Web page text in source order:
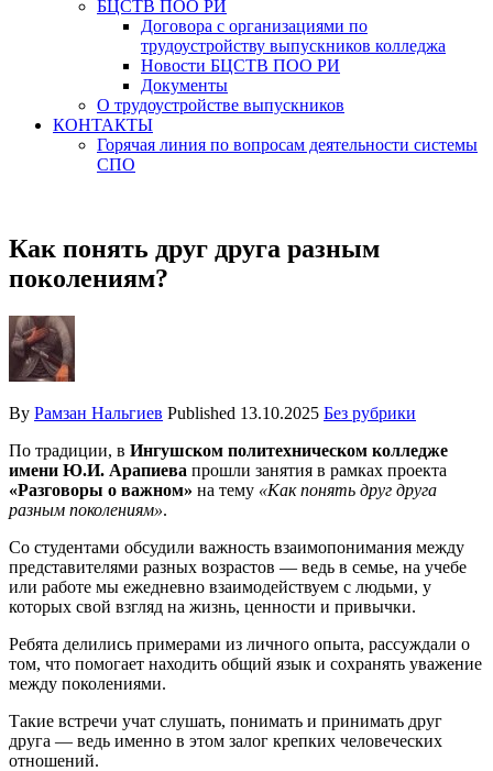
БЦСТВ ПОО РИ
Договора с организациями по
трудоустройству выпускников колледжа
Новости БЦСТВ ПОО РИ
Документы
О трудоустройстве выпускников
КОНТАКТЫ
Горячая линия по вопросам деятельности системы
СПО
Как понять друг друга разным
поколениям?
By Рамзан Нальгиев Published 13.10.2025 Без рубрики
По традиции, в Ингушском политехническом колледже
имени Ю.И. Арапиева прошли занятия в рамках проекта
«Разговоры о важном» на тему «Как понять друг друга
разным поколениям».
Со студентами обсудили важность взаимопонимания между
представителями разных возрастов — ведь в семье, на учебе
или работе мы ежедневно взаимодействуем с людьми, у
которых свой взгляд на жизнь, ценности и привычки.
Ребята делились примерами из личного опыта, рассуждали о
том, что помогает находить общий язык и сохранять уважение
между поколениями.
Такие встречи учат слушать, понимать и принимать друг
друга — ведь именно в этом залог крепких человеческих
отношений.